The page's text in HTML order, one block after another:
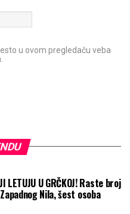
u ovom pregledaču veba
LETUJU U GRČKOJ! Raste broj
Nila, šest osoba